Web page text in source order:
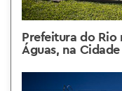
Prefeitura do Rio
Águas, na